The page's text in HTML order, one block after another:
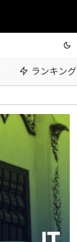
ランキング